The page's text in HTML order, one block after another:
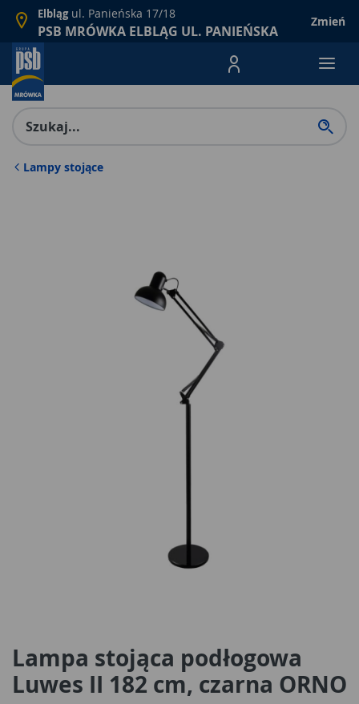
Elbląg ul. Panieńska 17/18
PSB MRÓWKA ELBLĄG UL. PANIEŃSKA
Zmień
Menu Produktów,
Lampy stojące
Lampa stojąca podłogowa
Luwes II 182 cm, czarna ORNO